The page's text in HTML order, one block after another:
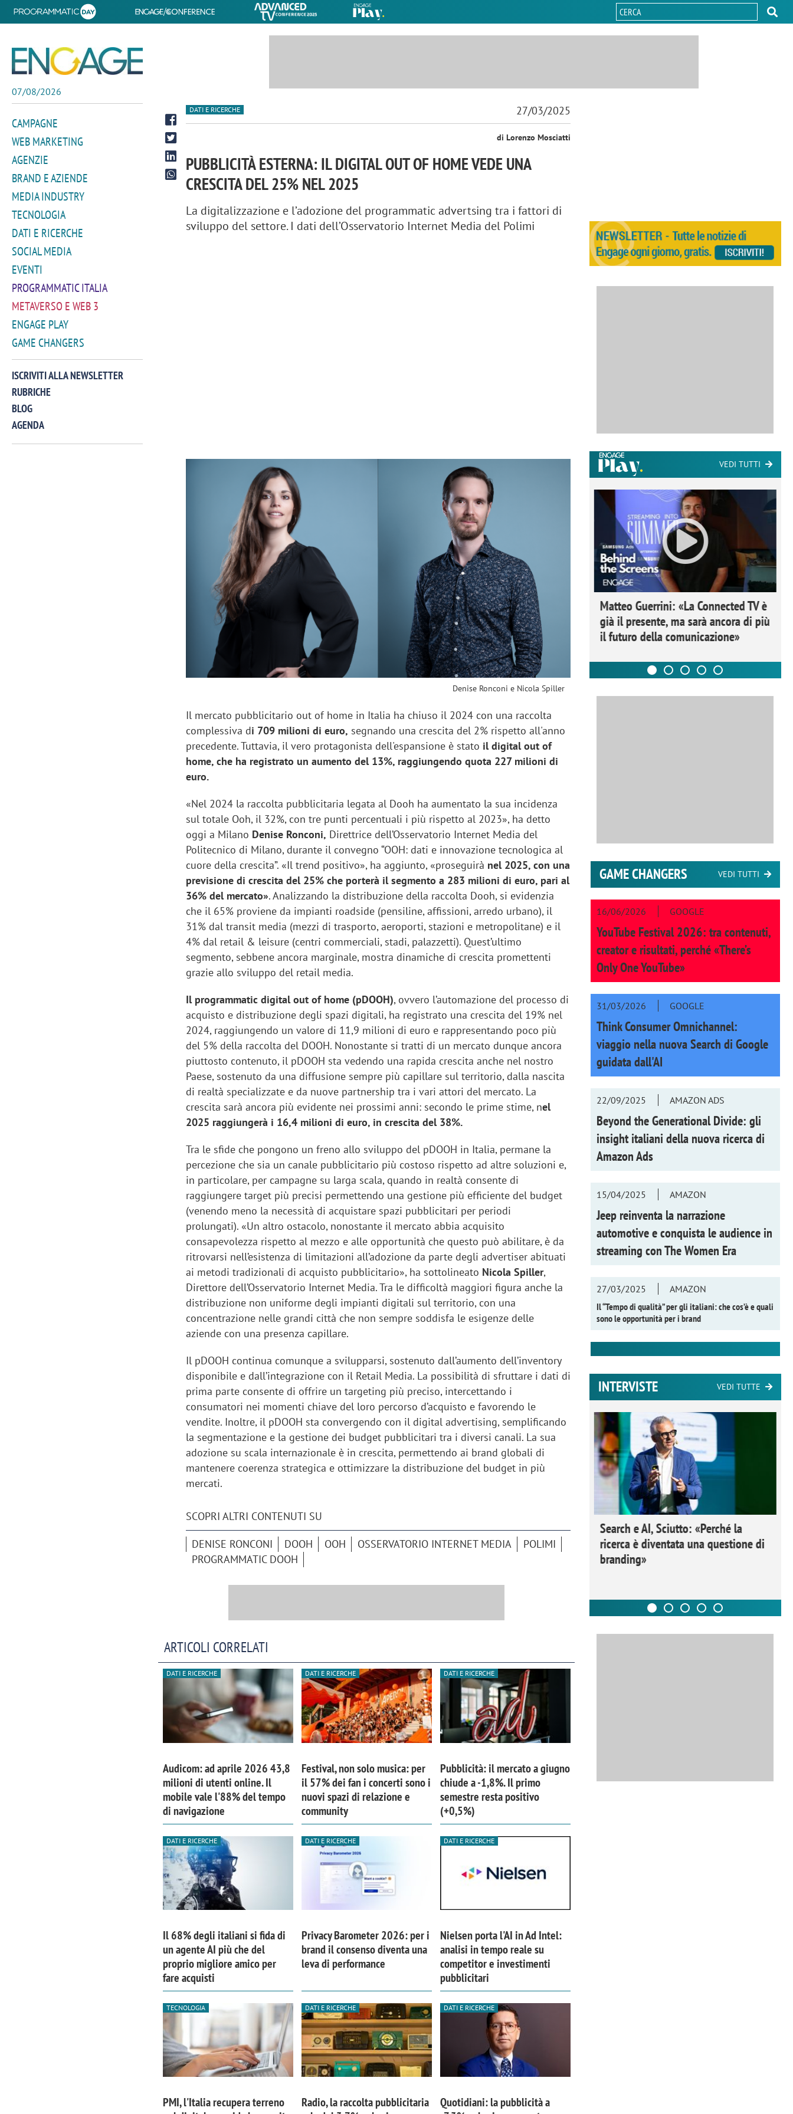
07/08/2026
CAMPAGNE
WEB MARKETING
AGENZIE
BRAND E AZIENDE
MEDIA INDUSTRY
TECNOLOGIA
DATI E RICERCHE
SOCIAL MEDIA
EVENTI
PROGRAMMATIC ITALIA
METAVERSO E WEB 3
ENGAGE PLAY
GAME CHANGERS
ISCRIVITI ALLA NEWSLETTER
RUBRICHE
BLOG
AGENDA
DATI E RICERCHE 27/03/2025
di Lorenzo Mosciatti
PUBBLICITÀ ESTERNA: IL DIGITAL OUT OF HOME VEDE UNA
CRESCITA DEL 25% NEL 2025
La digitalizzazione e l’adozione del programmatic advertsing tra i fattori di
sviluppo del settore. I dati dell’Osservatorio Internet Media del Polimi
Denise Ronconi e Nicola Spiller
Il mercato pubblicitario out of home in Italia ha chiuso il 2024 con una raccolta
complessiva di 709 milioni di euro, segnando una crescita del 2% rispetto all'anno
precedente. Tuttavia, il vero protagonista dell'espansione è stato il digital out of
home, che ha registrato un aumento del 13%, raggiungendo quota 227 milioni di
euro.
«Nel 2024 la raccolta pubblicitaria legata al Dooh ha aumentato la sua incidenza
sul totale Ooh, il 32%, con tre punti percentuali i più rispetto al 2023», ha detto
oggi a Milano Denise Ronconi, Direttrice dell’Osservatorio Internet Media del
Politecnico di Milano, durante il convegno “OOH: dati e innovazione tecnologica al
cuore della crescita”. «Il trend positivo», ha aggiunto, «proseguirà nel 2025, con una
previsione di crescita del 25% che porterà il segmento a 283 milioni di euro, pari al
36% del mercato». Analizzando la distribuzione della raccolta Dooh, si evidenzia
che il 65% proviene da impianti roadside (pensiline, affissioni, arredo urbano), il
31% dal transit media (mezzi di trasporto, aeroporti, stazioni e metropolitane) e il
4% dal retail & leisure (centri commerciali, stadi, palazzetti). Quest’ultimo
segmento, sebbene ancora marginale, mostra dinamiche di crescita promettenti
grazie allo sviluppo del retail media.
Il programmatic digital out of home (pDOOH), ovvero l’automazione del processo di
acquisto e distribuzione degli spazi digitali, ha registrato una crescita del 19% nel
2024, raggiungendo un valore di 11,9 milioni di euro e rappresentando poco più
del 5% della raccolta del DOOH. Nonostante si tratti di un mercato dunque ancora
piuttosto contenuto, il pDOOH sta vedendo una rapida crescita anche nel nostro
Paese, sostenuto da una diffusione sempre più capillare sul territorio, dalla nascita
di realtà specializzate e da nuove partnership tra i vari attori del mercato. La
crescita sarà ancora più evidente nei prossimi anni: secondo le prime stime, nel
2025 raggiungerà i 16,4 milioni di euro, in crescita del 38%.
Tra le sfide che pongono un freno allo sviluppo del pDOOH in Italia, permane la
percezione che sia un canale pubblicitario più costoso rispetto ad altre soluzioni e,
in particolare, per campagne su larga scala, quando in realtà consente di
raggiungere target più precisi permettendo una gestione più efficiente del budget
(venendo meno la necessità di acquistare spazi pubblicitari per periodi
prolungati). «Un altro ostacolo, nonostante il mercato abbia acquisito
consapevolezza rispetto al mezzo e alle opportunità che questo può abilitare, è da
ritrovarsi nell’esistenza di limitazioni all’adozione da parte degli advertiser abituati
ai metodi tradizionali di acquisto pubblicitario», ha sottolineato Nicola Spiller,
Direttore dell’Osservatorio Internet Media. Tra le difficoltà maggiori figura anche la
distribuzione non uniforme degli impianti digitali sul territorio, con una
concentrazione nelle grandi città che non sempre soddisfa le esigenze delle
aziende con una presenza capillare.
Il pDOOH continua comunque a svilupparsi, sostenuto dall’aumento dell’inventory
disponibile e dall’integrazione con il Retail Media. La possibilità di sfruttare i dati di
prima parte consente di offrire un targeting più preciso, intercettando i
consumatori nei momenti chiave del loro percorso d’acquisto e favorendo le
vendite. Inoltre, il pDOOH sta convergendo con il digital advertising, semplificando
la segmentazione e la gestione dei budget pubblicitari tra i diversi canali. La sua
adozione su scala internazionale è in crescita, permettendo ai brand globali di
mantenere coerenza strategica e ottimizzare la distribuzione del budget in più
mercati.
SCOPRI ALTRI CONTENUTI SU
DENISE RONCONI DOOH OOH OSSERVATORIO INTERNET MEDIA
POLIMI
PROGRAMMATIC DOOH
ARTICOLI CORRELATI
DATI E RICERCHE
Audicom: ad aprile 2026 43,8
milioni di utenti online. Il
mobile vale l'88% del tempo
di navigazione
DATI E RICERCHE
Festival, non solo musica: per
il 57% dei fan i concerti sono i
nuovi spazi di relazione e
community
DATI E RICERCHE
Pubblicità: il mercato a giugno
chiude a -1,8%. Il primo
semestre resta positivo
(+0,5%)
DATI E RICERCHE
Il 68% degli italiani si fida di
un agente AI più che del
proprio migliore amico per
fare acquisti
DATI E RICERCHE
Privacy Barometer 2026: per i
brand il consenso diventa una
leva di performance
DATI E RICERCHE
Nielsen porta l'AI in Ad Intel:
analisi in tempo reale su
competitor e investimenti
pubblicitari
TECNOLOGIA
PMI, l'Italia recupera terreno
DATI E RICERCHE
Radio, la raccolta pubblicitaria
DATI E RICERCHE
Quotidiani: la pubblicità a
VEDI TUTTI
Perez, Samsung Ads: «L'Italia è un
mercato strategico e continuerà a
crescere»
Networking agli eventi: come la
startup Kicè punta a eliminare lo
"spreco di relazioni"
Matteo Guerrini: «La Connected TV è
già il presente, ma sarà ancora di più
il futuro della comunicazione»
GAME CHANGERS VEDI TUTTI
16/06/2026 GOOGLE
YouTube Festival 2026: tra contenuti,
creator e risultati, perché «There’s
Only One YouTube»
31/03/2026 GOOGLE
Think Consumer Omnichannel:
viaggio nella nuova Search di Google
guidata dall'AI
22/09/2025 AMAZON ADS
Beyond the Generational Divide: gli
insight italiani della nuova ricerca di
Amazon Ads
15/04/2025 AMAZON
Jeep reinventa la narrazione
automotive e conquista le audience in
streaming conThe Women Era
27/03/2025
AMAZON
Il “Tempo di qualità” per gli italiani: che cos’è e quali
sono le opportunità per i brand
INTERVISTE VEDI TUTTE
Emanuele Viora di Deloitte Digital:
«La creatività resta centrale, l’AI deve
amplificare il talento»
Ricerche di mercato. Neri, Ipsos
Doxa: «Non basta più descrivere i
Search e AI, Sciutto: «Perché la
ricerca è diventata una questione di
branding»